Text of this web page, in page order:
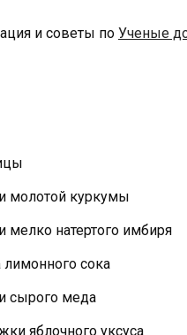
и советы по Ученые
молотой куркумы
мелко натертого имбиря
лимонного сока
сырого меда
яблочного уксуса